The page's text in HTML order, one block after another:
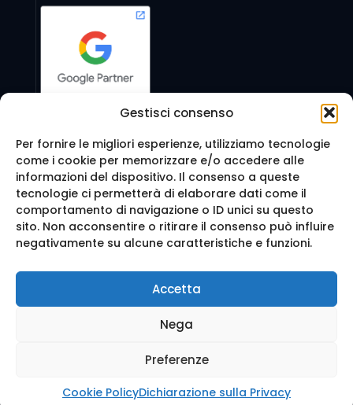
Gestisci consenso
Per fornire le migliori esperienze, utilizziamo tecnologie
come i cookie per memorizzare e/o accedere alle
informazioni del dispositivo. Il consenso a queste
tecnologie ci permetterà di elaborare dati come il
comportamento di navigazione o ID unici su questo
sito. Non acconsentire o ritirare il consenso può influire
negativamente su alcune caratteristiche e funzioni.
Accetta
Nega
Preferenze
Cookie PolicyDichiarazione sulla Privacy
Seguici anche su:
© 2016 Web Agency Milano - WEB REVOLUTION MILANO
SRLS. All Rights Reserved.
enzia Web Milano
ati